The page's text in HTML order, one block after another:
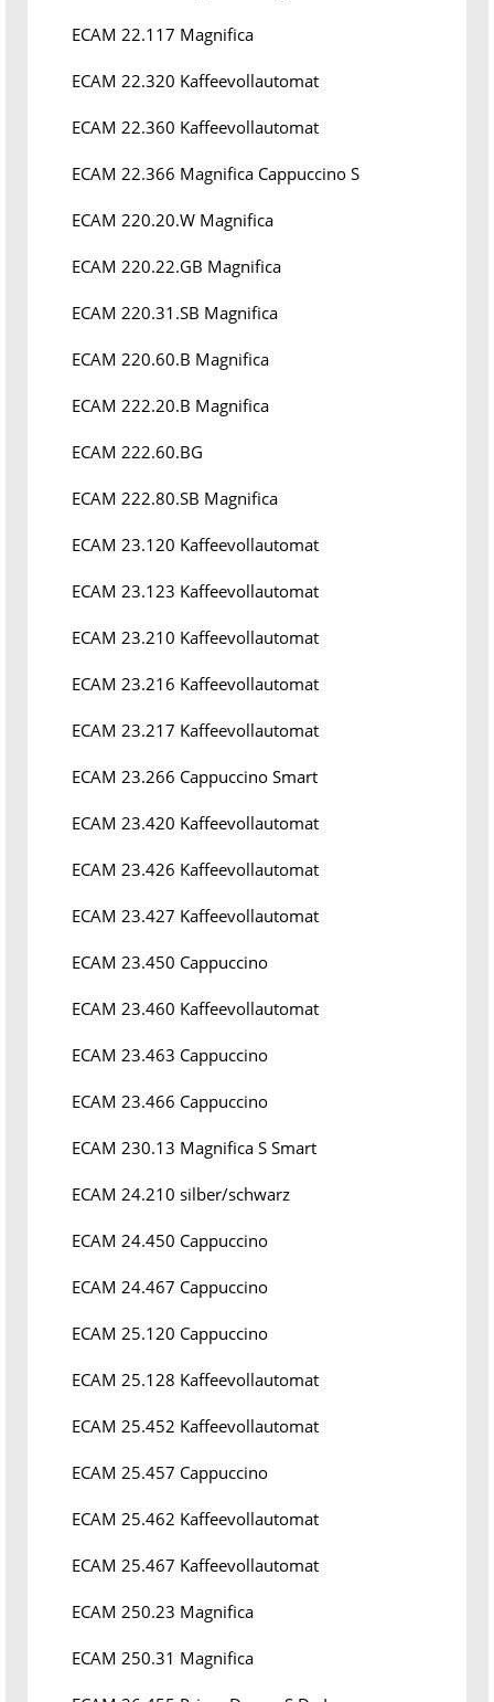
ECAM 22.117 Magnifica
ECAM 22.320 Kaffeevollautomat
ECAM 22.360 Kaffeevollautomat
ECAM 22.366 Magnifica Cappuccino S
ECAM 220.20.W Magnifica
ECAM 220.22.GB Magnifica
ECAM 220.31.SB Magnifica
ECAM 220.60.B Magnifica
ECAM 222.20.B Magnifica
ECAM 222.60.BG
ECAM 222.80.SB Magnifica
ECAM 23.120 Kaffeevollautomat
ECAM 23.123 Kaffeevollautomat
ECAM 23.210 Kaffeevollautomat
ECAM 23.216 Kaffeevollautomat
ECAM 23.217 Kaffeevollautomat
ECAM 23.266 Cappuccino Smart
ECAM 23.420 Kaffeevollautomat
ECAM 23.426 Kaffeevollautomat
ECAM 23.427 Kaffeevollautomat
ECAM 23.450 Cappuccino
ECAM 23.460 Kaffeevollautomat
ECAM 23.463 Cappuccino
ECAM 23.466 Cappuccino
ECAM 230.13 Magnifica S Smart
ECAM 24.210 silber/schwarz
ECAM 24.450 Cappuccino
ECAM 24.467 Cappuccino
ECAM 25.120 Cappuccino
ECAM 25.128 Kaffeevollautomat
ECAM 25.452 Kaffeevollautomat
ECAM 25.457 Cappuccino
ECAM 25.462 Kaffeevollautomat
ECAM 25.467 Kaffeevollautomat
ECAM 250.23 Magnifica
ECAM 250.31 Magnifica